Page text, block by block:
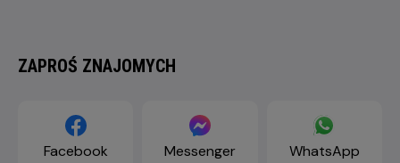
ZAPROŚ ZNAJOMYCH
Facebook Messenger WhatsApp